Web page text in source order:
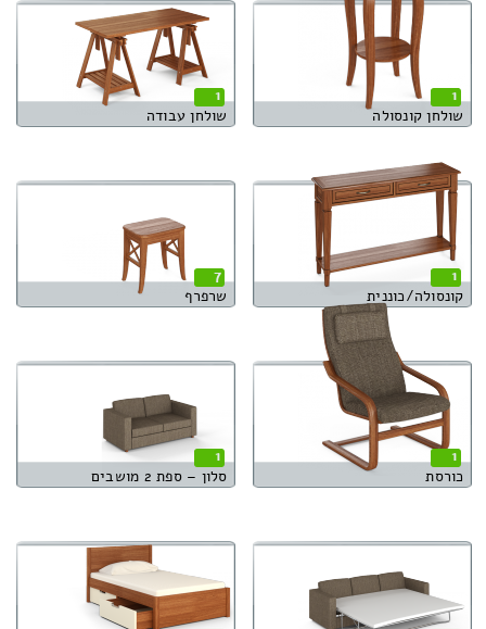
1
שולחן קונסולה
1
שולחן עבודה
1
קונסולה/כוננית
7
שרפרף
1
כורסת
1
סלון – ספת 2 מושבים